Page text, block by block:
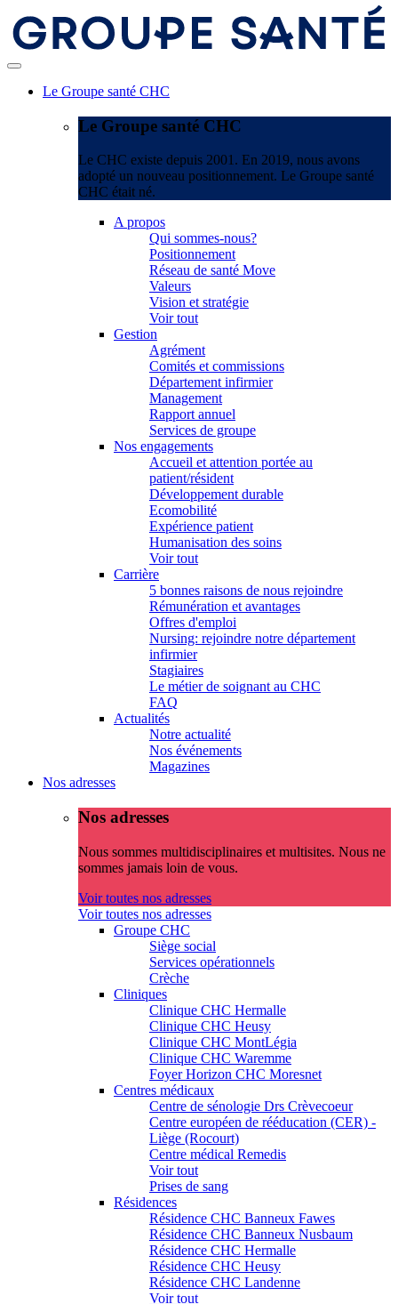
Le Groupe santé CHC
Le Groupe santé CHC
Le CHC existe depuis 2001. En 2019, nous avons
adopté un nouveau positionnement. Le Groupe santé
CHC était né.
A propos
Qui sommes-nous?
Positionnement
Réseau de santé Move
Valeurs
Vision et stratégie
Voir tout
Gestion
Agrément
Comités et commissions
Département infirmier
Management
Rapport annuel
Services de groupe
Nos engagements
Accueil et attention portée au
patient/résident
Développement durable
Ecomobilité
Expérience patient
Humanisation des soins
Voir tout
Carrière
5 bonnes raisons de nous rejoindre
Rémunération et avantages
Offres d'emploi
Nursing: rejoindre notre département
infirmier
Stagiaires
Le métier de soignant au CHC
FAQ
Actualités
Notre actualité
Nos événements
Magazines
Nos adresses
Nos adresses
Nous sommes multidisciplinaires et multisites. Nous ne
sommes jamais loin de vous.
Voir toutes nos adresses
Voir toutes nos adresses
Groupe CHC
Siège social
Services opérationnels
Crèche
Cliniques
Clinique CHC Hermalle
Clinique CHC Heusy
Clinique CHC MontLégia
Clinique CHC Waremme
Foyer Horizon CHC Moresnet
Centres médicaux
Centre de sénologie Drs Crèvecoeur
Centre européen de rééducation (CER) -
Liège (Rocourt)
Centre médical Remedis
Voir tout
Prises de sang
Résidences
Résidence CHC Banneux Fawes
Résidence CHC Banneux Nusbaum
Résidence CHC Hermalle
Résidence CHC Heusy
Résidence CHC Landenne
Voir tout